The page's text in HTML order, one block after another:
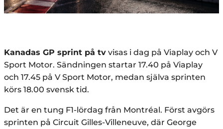
Kanadas GP sprint på tv visas i dag på Viaplay och V
Sport Motor. Sändningen startar 17.40 på Viaplay
och 17.45 på V Sport Motor, medan själva sprinten
körs 18.00 svensk tid.
Det är en tung F1-lördag från Montréal. Först avgörs
sprinten på Circuit Gilles-Villeneuve, där George